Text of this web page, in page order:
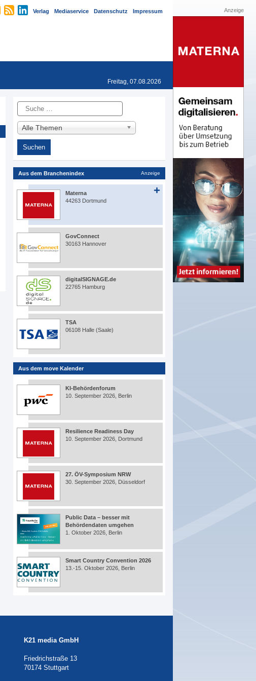
Verlag Mediaservice Datenschutz Impressum
Freitag, 07.08.2026
Suche
Alle Themen
Aus dem Branchenindex Anzeige
Materna
44263 Dortmund
GovConnect
30163 Hannover
digitalSIGNAGE.de
22765 Hamburg
TSA
06108 Halle (Saale)
Aus dem move Kalender
KI-Behördenforum
10. September 2026, Berlin
Resilience Readiness Day
10. September 2026, Dortmund
27. ÖV-Symposium NRW
30. September 2026, Düsseldorf
Public Data – besser mit
Behördendaten umgehen
1. Oktober 2026, Berlin
Smart Country Convention 2026
13.-15. Oktober 2026, Berlin
Anzeige
K21 media GmbH
Friedrichstraße 13
70174 Stuttgart